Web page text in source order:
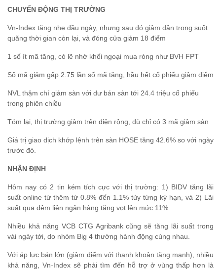
CHUYỂN ĐỘNG THỊ TRƯỜNG
Vn-Index tăng nhẹ đầu ngày, nhưng sau đó giảm dần trong suốt
quãng thời gian còn lại, và đóng cửa giảm 18 điểm
1 số ít mã tăng, có lẽ nhờ khối ngoại mua ròng như BVH FPT
Số mã giảm gấp 2.75 lần số mã tăng, hầu hết cổ phiếu giảm điểm
NVL thậm chí giảm sàn với dư bán sàn tới 24.4 triệu cổ phiếu
trong phiên chiều
Tóm lại, thị trường giảm trên diện rộng, dù chỉ có 3 mã giảm sàn
Giá trị giao dịch khớp lệnh trên sàn HOSE tăng 42.6% so với ngày
trước đó.
NHẬN ĐỊNH
Hôm nay có 2 tin kém tích cực với thị trường: 1) BIDV tăng lãi
suất online từ thêm từ 0.8% đến 1.1% tùy từng kỳ hạn, và 2) Lãi
suất qua đêm liên ngân hàng tăng vọt lên mức 11%
Nhiều khả năng VCB CTG Agribank cũng sẽ tăng lãi suất trong
vài ngày tới, do nhóm Big 4 thường hành động cùng nhau.
Với áp lực bán lớn (giảm điểm với thanh khoản tăng mạnh), nhiều
khả năng, Vn-Index sẽ phải tìm đến hỗ trợ ở vùng thấp hơn là